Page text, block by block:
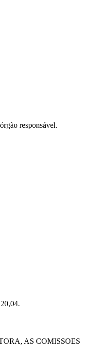
responsável.
AS COMISSOES